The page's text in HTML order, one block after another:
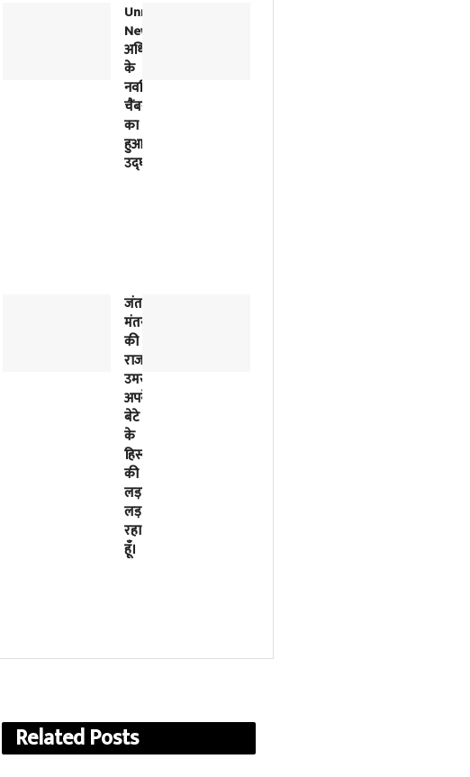
Unnao
News:
अधिवक्ताओं
के
नवर्निमित
चैंबरों
का
हुआ
उद्घाटन
जंतर-
मंतर
की
राजनीतिक
उमस…..मैं
अपने
बेटे
के
हिस्से
की
लड़ाई
लड़
रहा
हूँ।
RelatedPosts